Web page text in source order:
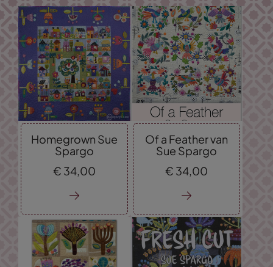
Homegrown Sue
Spargo
€ 34,00
Of a Feather van
Sue Spargo
€ 34,00